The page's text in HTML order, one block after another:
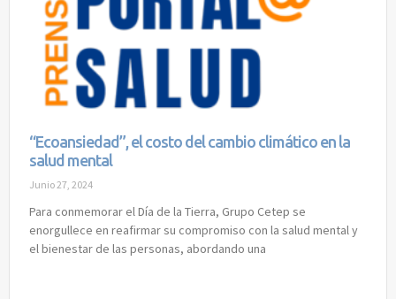
“Ecoansiedad”, el costo del cambio climático en la
salud mental
Junio 27, 2024
Para conmemorar el Día de la Tierra, Grupo Cetep se
enorgullece en reafirmar su compromiso con la salud mental y
el bienestar de las personas, abordando una